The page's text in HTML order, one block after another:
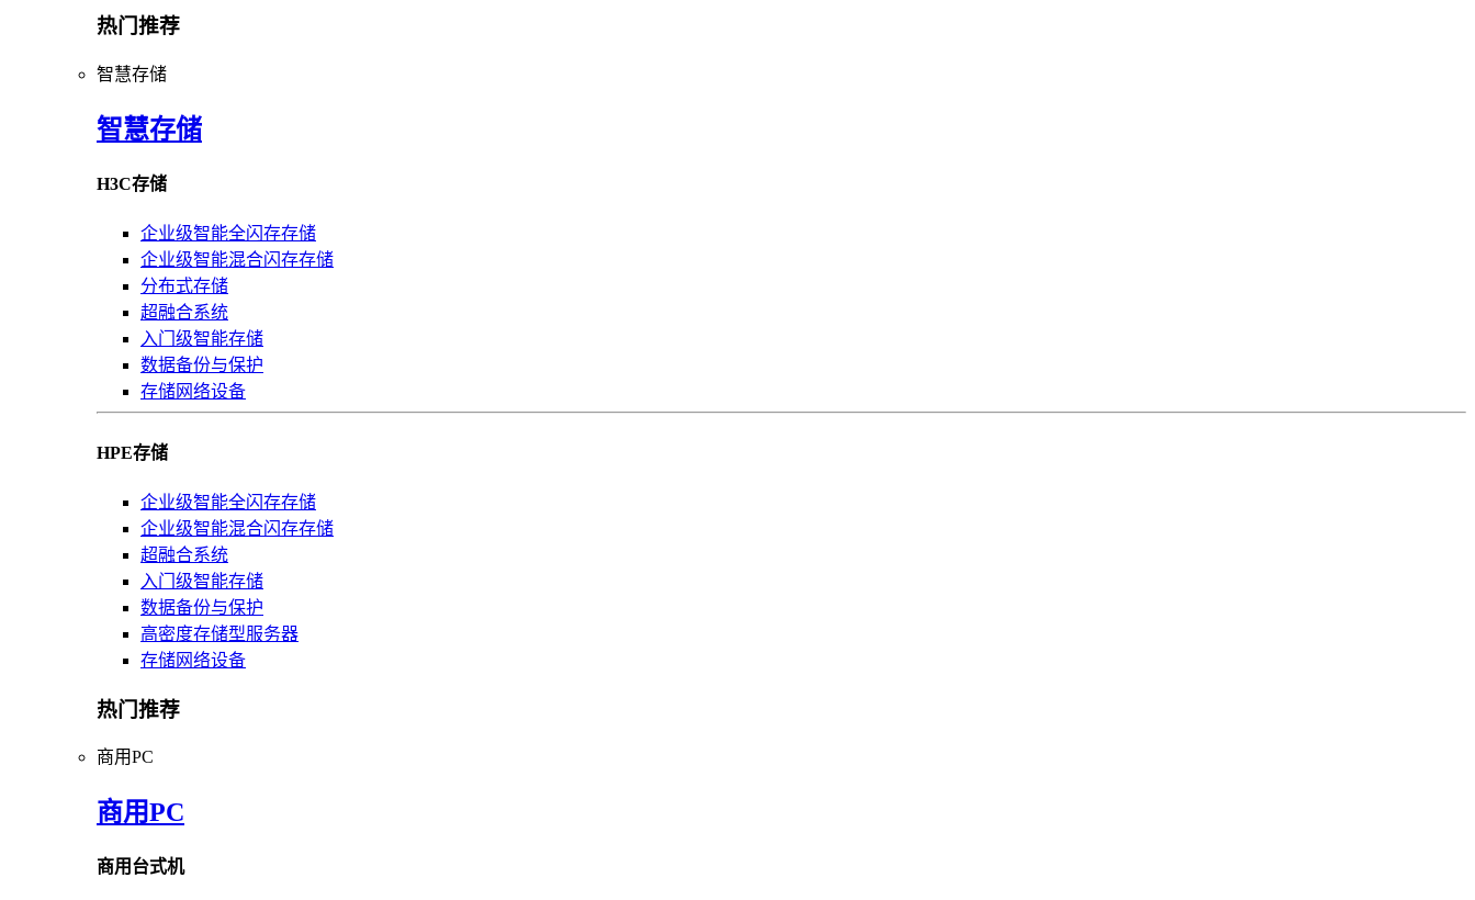
热门推荐
智慧存储
智慧存储
H3C存储
企业级智能全闪存存储
企业级智能混合闪存存储
分布式存储
超融合系统
入门级智能存储
数据备份与保护
存储网络设备
HPE存储
企业级智能全闪存存储
企业级智能混合闪存存储
超融合系统
入门级智能存储
数据备份与保护
高密度存储型服务器
存储网络设备
热门推荐
商用PC
商用PC
商用台式机